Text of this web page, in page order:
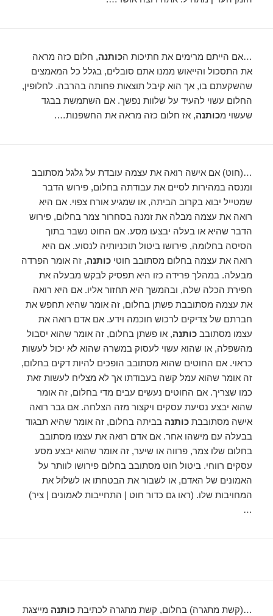
…אם הייתם מרימים את חתיכות הכותנה, חלום כזה מראה
את התסכול והייאוש ממנו אתם סובלים, בגלל כל המאמצים
שהשקעתם בו, אך הוא קיבל תוצאות פחותה בהרבה. לחלופין,
החלום עשוי להעיד על שלוות נפשך. אם השתמשת בבגד
שעשוי מכותנה, אז חלום כזה מראה את החשפנות….
…(חוט) אם אישה רואה את עצמה עובדת על גלגל מסתובב
ומנסה במהירות לסיים את עבודתה בחלום, פירוש הדבר
שמטייל יבוא בקרוב הביתה, או שמגיע אורח צפוי. אם היא
רואה את עצמה מבלה את זמנה בסחרור צמר בחלום, פירוש
הדבר שהיא או בעלה יבצעו מסע. אם החוט נשבר בתוך
הסיסה בחלומה, פירושו ביטול תוכניותיה לנסוע. אם היא
רואה את עצמה בחלום מסתובב חוטיכותנה, זה אומר הפרדה
מבעלה. במהלך פרידה כזו היא תפסיק לבקש מבעלה את
חפירת הכלה שלה, ובהמשך היא תחזור אליו. אם היא רואה
את עצמה מסתובבת פשתן בחלום, זה אומר שהיא תחפש את
חברתם של צדיקים לרכוש חוכמה וידע. אם אדם רואה את
עצמו מסתובבכותנה, או פשתן בחלום, זה אומר שהוא יסבול
מהשפלה, או שהוא עשוי לעסוק במשרה שהוא לא יכול לעשות
כראוי. אם החוטים שהוא מסתובב הופכים להיות דקים בחלום,
זה אומר שהוא עמל קשה בעבודתו אך לא מצליח לעשות זאת
כמו שצריך. אם החוטים נעשים עבים מדי בחלום, זה אומר
שהוא יבצע נסיעת עסקים ויקצור מזה הצלחה. אם גבר רואה
אישה מסתובבתכותנה בביתה בחלום, זה אומר שהיא תבגוד
בבעלה עם מישהו אחר. אם אדם רואה את עצמו מסתובב
בחלום שלו צמר, פרווה או שיער, זה אומר שהוא יבצע מסע
עסקים רווחי. ביטול חוט מסתובב בחלום פירושו לוותר על
האמונים של האדם, או לשבור את הבטחתו או לשלול את
המחויבות שלו. (ראו גם כדור חוט | התחייבות לאמונים | ציר)
…
…(קשת מתגרה) בחלום, קשת מתגרה לכתיבתכותנה מייצגת